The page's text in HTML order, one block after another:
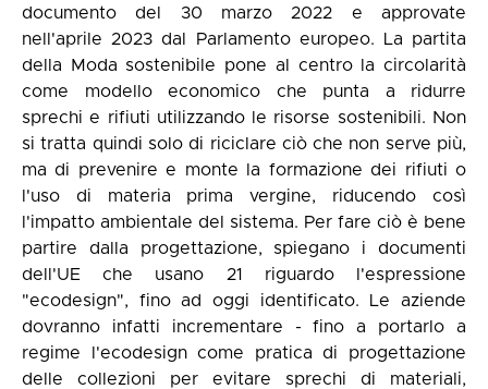
documento del 30 marzo 2022 e approvate
nell'aprile 2023 dal Parlamento europeo. La partita
della Moda sostenibile pone al centro la circolarità
come modello economico che punta a ridurre
sprechi e rifiuti utilizzando le risorse sostenibili. Non
si tratta quindi solo di riciclare ciò che non serve più,
ma di prevenire e monte la formazione dei rifiuti o
l'uso di materia prima vergine, riducendo così
l'impatto ambientale del sistema. Per fare ciò è bene
partire dalla progettazione, spiegano i documenti
dell'UE che usano 21 riguardo l'espressione
"ecodesign", fino ad oggi identificato. Le aziende
dovranno infatti incrementare - fino a portarlo a
regime l'ecodesign come pratica di progettazione
delle collezioni per evitare sprechi di materiali,